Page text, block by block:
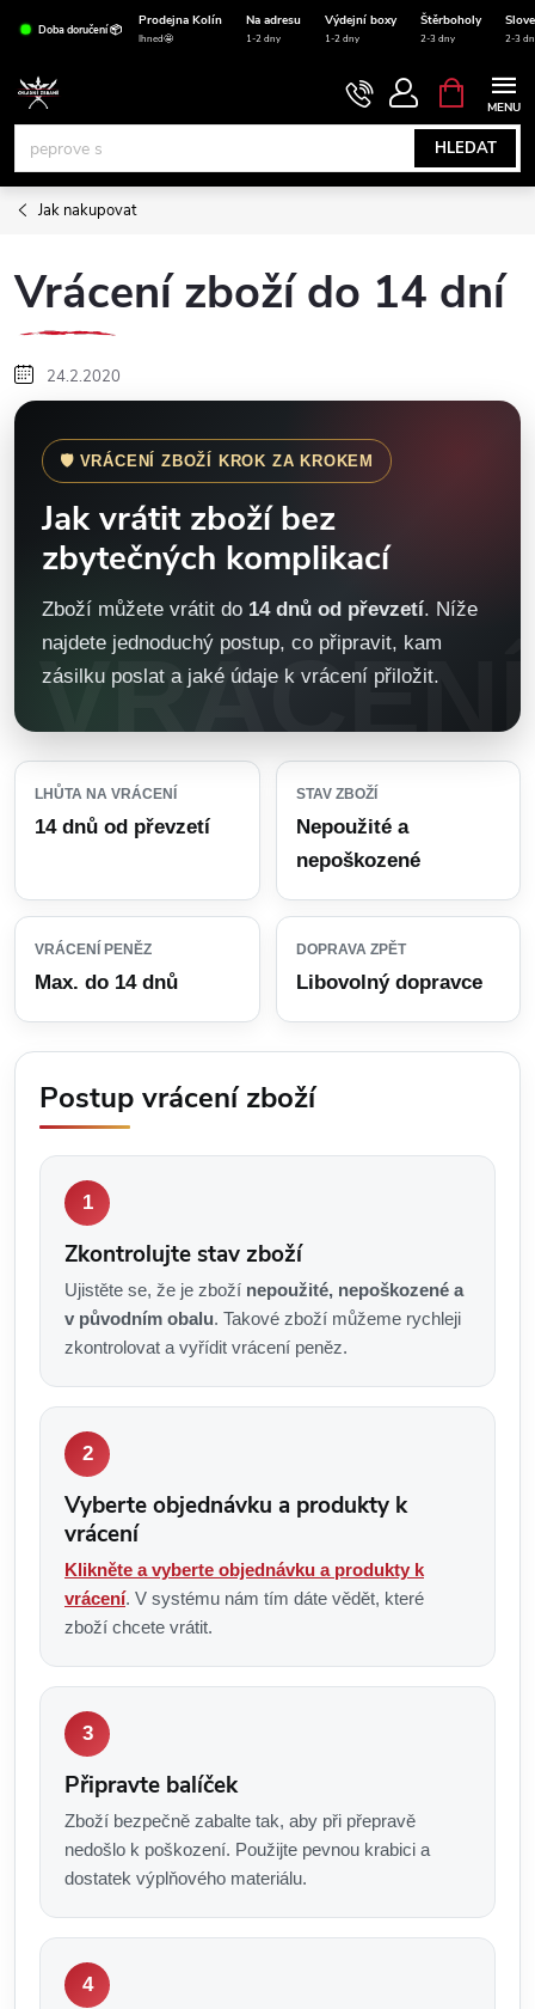
obsah
Doba doručení 📦
Prodejna Kolín Na adresu Výdejní boxy Štěrboholy
Ihned🤩 1-2 dny 1-2 dny 2-3 dny 2-3
HLEDAT
NÁKUPNÍ
KOŠÍK
Jak nakupovat
Vrácení zboží do 14 dní
24.2.2020
🛡️ VRÁCENÍ ZBOŽÍ KROK ZA KROKEM
Jak vrátit zboží bez
zbytečných komplikací
Zboží můžete vrátit do 14 dnů od převzetí. Níže
najdete jednoduchý postup, co připravit, kam
zásilku poslat a jaké údaje k vrácení přiložit.
LHŮTA NA VRÁCENÍ
14 dnů od převzetí
STAV ZBOŽÍ
Nepoužité a
nepoškozené
VRÁCENÍ PENĚZ
Max. do 14 dnů
DOPRAVA ZPĚT
Libovolný dopravce
Postup vrácení zboží
Zkontrolujte stav zboží
Ujistěte se, že je zboží nepoužité, nepoškozené a
v původním obalu. Takové zboží můžeme rychleji
zkontrolovat a vyřídit vrácení peněz.
Vyberte objednávku a produkty k
vrácení
Klikněte a vyberte objednávku a produkty k
vrácení. V systému nám tím dáte vědět, které
zboží chcete vrátit.
Připravte balíček
Zboží bezpečně zabalte tak, aby při přepravě
nedošlo k poškození. Použijte pevnou krabici a
dostatek výplňového materiálu.